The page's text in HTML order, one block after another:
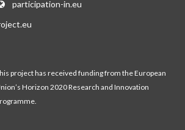
participation-in.eu
project has received funding from the European
Horizon 2020 Research and Innovation